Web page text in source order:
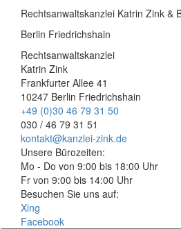
Rechtsanwaltskanzlei Katrin Zink &
Berlin Friedrichshain
Rechtsanwaltskanzlei
Katrin Zink
Frankfurter Allee 41
10247 Berlin Friedrichshain
+49 (0)30 46 79 31 50
030 / 46 79 31 51
kontakt@kanzlei-zink.de
Unsere Bürozeiten:
Mo - Do von 9:00 bis 18:00 Uhr
Fr von 9:00 bis 14:00 Uhr
Besuchen Sie uns auf:
Xing
Facebook